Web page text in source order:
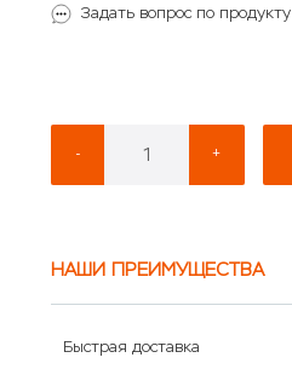
Задать вопрос по продукту
- +
НАШИ ПРЕИМУЩЕСТВА
Быстрая доставка